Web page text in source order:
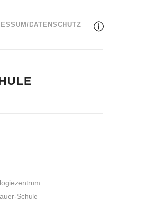
DATENSCHUTZ
Schule